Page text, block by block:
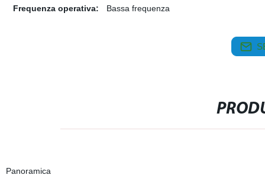
Frequenza operativa:
Bassa frequenza
Panoramica